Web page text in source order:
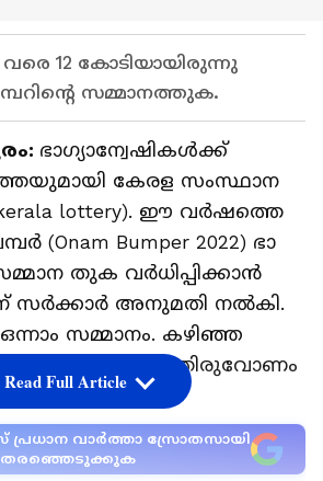
12 കോടിയായിരുന്നു
സമ്മാനത്തുക.
ഭാ​ഗ്യാന്വേഷികൾക്ക്
കേരള സംസ്ഥാന
lottery). ഈ വർഷത്തെ
(Onam Bumper 2022) ഭാ​
തുക വര്‍ധിപ്പിക്കാന്‍
സര്‍ക്കാര്‍ അനുമതി നല്‍കി.
സമ്മാനം. കഴിഞ്ഞ
കോടിയായിരുന്നു തിരുവോണം
പ്രധാന വാർത്താ സ്രോതസായി
Read Full Article